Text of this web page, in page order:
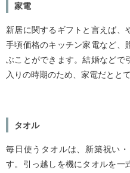
家電
新居に関するギフトと言えば、
手頃価格のキッチン家電など、
ぶことができます。結婚などで
入りの時期のため、家電だとと
タオル
毎日使うタオルは、新築祝い
す。引っ越しを機にタオルを一